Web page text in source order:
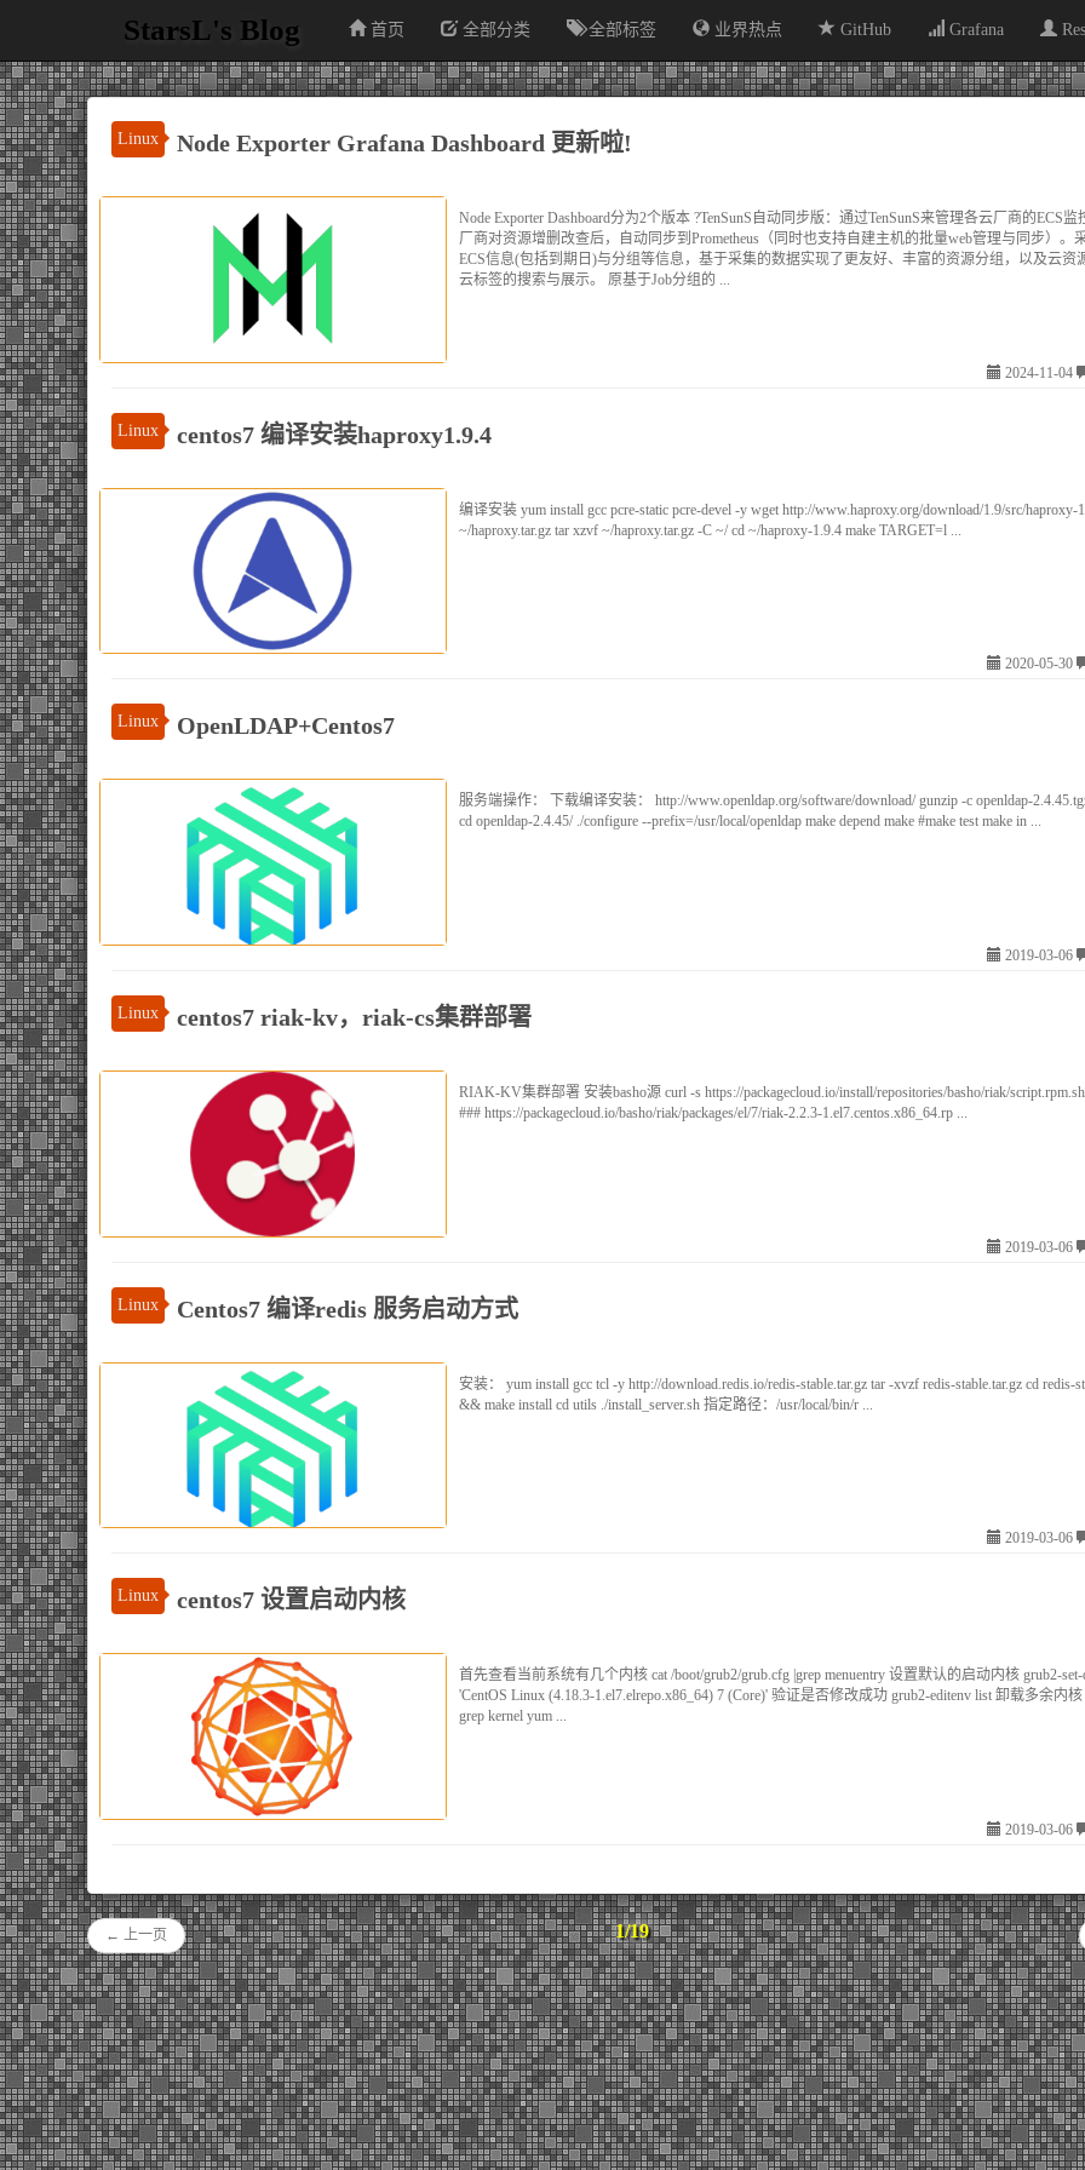
StarsL's Blog 首页 全部分类 全部标签 业界热点 GitHub Grafana
Linux Node Exporter Grafana Dashboard 更新啦!
Node Exporter Dashboard分为2个版本 ?TenSunS自动同步版：通过TenSunS来管理各云厂商的ECS
厂商对资源增删改查后，自动同步到Prometheus（同时也支持自建主机的批量web管理与同步）。
ECS信息(包括到期日)与分组等信息，基于采集的数据实现了更友好、丰富的资源分组，以及云资
云标签的搜索与展示。 原基于Job分组的 ...
2024-11-04
Linux centos7 编译安装haproxy1.9.4
编译安装 yum install gcc pcre-static pcre-devel -y wget http://www.haproxy.org/download/1.9/src/haproxy-
~/haproxy.tar.gz tar xzvf ~/haproxy.tar.gz -C ~/ cd ~/haproxy-1.9.4 make TARGET=l ...
2020-05-30
Linux OpenLDAP+Centos7
服务端操作： 下载编译安装： http://www.openldap.org/software/download/ gunzip -c openldap-
cd openldap-2.4.45/ ./configure --prefix=/usr/local/openldap make depend make #make test make in ...
2019-03-06
Linux centos7 riak-kv，riak-cs集群部署
RIAK-KV集群部署 安装basho源 curl -s https://packagecloud.io/install/repositories/basho/riak/script.rpm.sh
### https://packagecloud.io/basho/riak/packages/el/7/riak-2.2.3-1.el7.centos.x86_64.rp ...
2019-03-06
Linux Centos7 编译redis 服务启动方式
安装： yum install gcc tcl -y http://download.redis.io/redis-stable.tar.gz tar -xvzf redis-stable.tar.gz cd redis-
&& make install cd utils ./install_server.sh 指定路径：/usr/local/bin/r ...
2019-03-06
Linux centos7 设置启动内核
首先查看当前系统有几个内核 cat /boot/grub2/grub.cfg |grep menuentry 设置默认的启动内核 grub2-set-
'CentOS Linux (4.18.3-1.el7.elrepo.x86_64) 7 (Core)' 验证是否修改成功 grub2-editenv list 卸载多余内核
grep kernel yum ...
2019-03-06
← 上一页 1/19